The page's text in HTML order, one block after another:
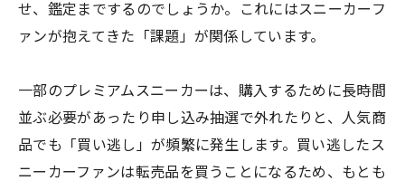
せ、鑑定までするのでしょうか。これにはスニーカーフ
ァンが抱えてきた「課題」が関係しています。
一部のプレミアムスニーカーは、購入するために長時間
並ぶ必要があったり申し込み抽選で外れたりと、人気商
品でも「買い逃し」が頻繁に発生します。買い逃したス
ニーカーファンは転売品を買うことになるため、もとも